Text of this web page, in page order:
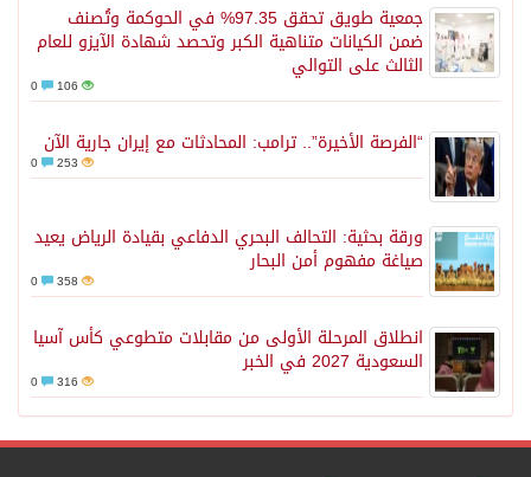
جمعية طويق تحقق 97.35% في الحوكمة وتُصنف
ضمن الكيانات متناهية الكبر وتحصد شهادة الآيزو للعام
الثالث على التوالي
106
“الفرصة الأخيرة”.. ترامب: المحادثات مع إيران جارية الآن
253
ورقة بحثية: التحالف البحري الدفاعي بقيادة الرياض يعيد
صياغة مفهوم أمن البحار
358
انطلاق المرحلة الأولى من مقابلات متطوعي كأس آسيا
السعودية 2027 في الخبر
316